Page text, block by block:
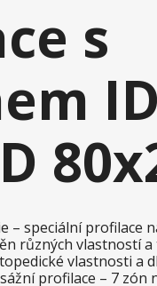
s
– speciální profilace
různých vlastností
vlastnosti a
profilace – 7 zón